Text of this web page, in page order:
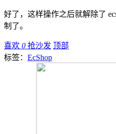
好了，这样操作之后就解除了
制了。
喜欢 0 抢沙发 顶部
标签： EcShop